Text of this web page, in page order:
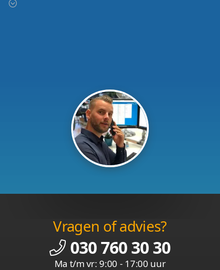
Vragen of advies?
030 760 30 30
Ma t/m vr: 9:00 - 17:00 uur